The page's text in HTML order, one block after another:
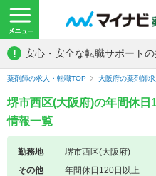
! 安心・安全な転職サポートの
薬剤師の求人・転職TOP 大阪府の薬剤師求
堺市西区(大阪府)の年間休
情報一覧
勤務地
堺市西区(大阪府)
その他
年間休日120日以上